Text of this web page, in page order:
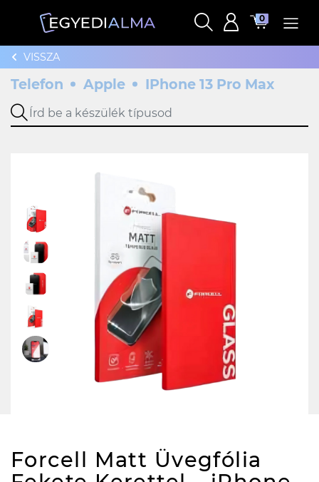
0
VISSZA
Telefon Apple IPhone 13 Pro Max
Forcell Matt Üvegfólia